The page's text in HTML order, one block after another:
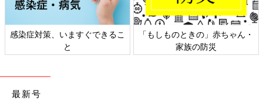
感染症対策、いますぐできるこ
と
「もしものときの」赤ちゃん・
家族の防災
最新号